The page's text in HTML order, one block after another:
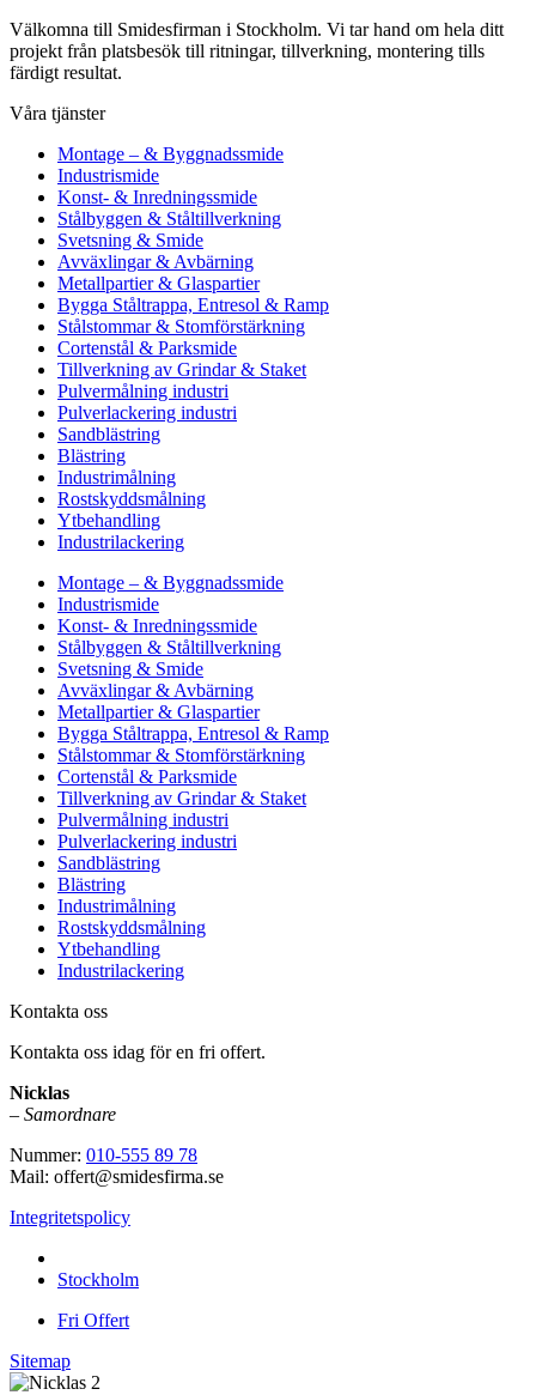
Välkomna till Smidesfirman i Stockholm. Vi tar hand om hela ditt
projekt från platsbesök till ritningar, tillverkning, montering tills
färdigt resultat.
Våra tjänster
Montage – & Byggnadssmide
Industrismide
Konst- & Inredningssmide
Stålbyggen & Ståltillverkning
Svetsning & Smide
Avväxlingar & Avbärning
Metallpartier & Glaspartier
Bygga Ståltrappa, Entresol & Ramp
Stålstommar & Stomförstärkning
Cortenstål & Parksmide
Tillverkning av Grindar & Staket
Pulvermålning industri
Pulverlackering industri
Sandblästring
Blästring
Industrimålning
Rostskyddsmålning
Ytbehandling
Industrilackering
Montage – & Byggnadssmide
Industrismide
Konst- & Inredningssmide
Stålbyggen & Ståltillverkning
Svetsning & Smide
Avväxlingar & Avbärning
Metallpartier & Glaspartier
Bygga Ståltrappa, Entresol & Ramp
Stålstommar & Stomförstärkning
Cortenstål & Parksmide
Tillverkning av Grindar & Staket
Pulvermålning industri
Pulverlackering industri
Sandblästring
Blästring
Industrimålning
Rostskyddsmålning
Ytbehandling
Industrilackering
Kontakta oss
Kontakta oss idag för en fri offert.
Nicklas
– Samordnare
Nummer: 010-555 89 78
Mail: offert@smidesfirma.se
Integritetspolicy
Stockholm
Fri Offert
Sitemap